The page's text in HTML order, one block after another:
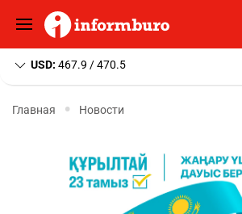
USD: 467.9 / 470.5
Главная Новости